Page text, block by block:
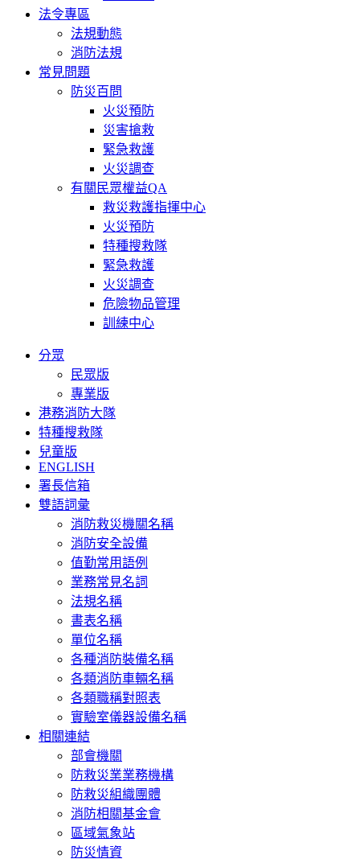
法令專區
法規動態
消防法規
常見問題
防災百問
火災預防
災害搶救
緊急救護
火災調查
有關民眾權益QA
救災救護指揮中心
火災預防
特種搜救隊
緊急救護
火災調查
危險物品管理
訓練中心
分眾
民眾版
專業版
港務消防大隊
特種搜救隊
兒童版
ENGLISH
署長信箱
雙語詞彙
消防救災機關名稱
消防安全設備
值勤常用語例
業務常見名詞
法規名稱
書表名稱
單位名稱
各種消防裝備名稱
各類消防車輛名稱
各類職稱對照表
實驗室儀器設備名稱
相關連結
部會機關
防救災業業務機構
防救災組織團體
消防相關基金會
區域氣象站
防災情資